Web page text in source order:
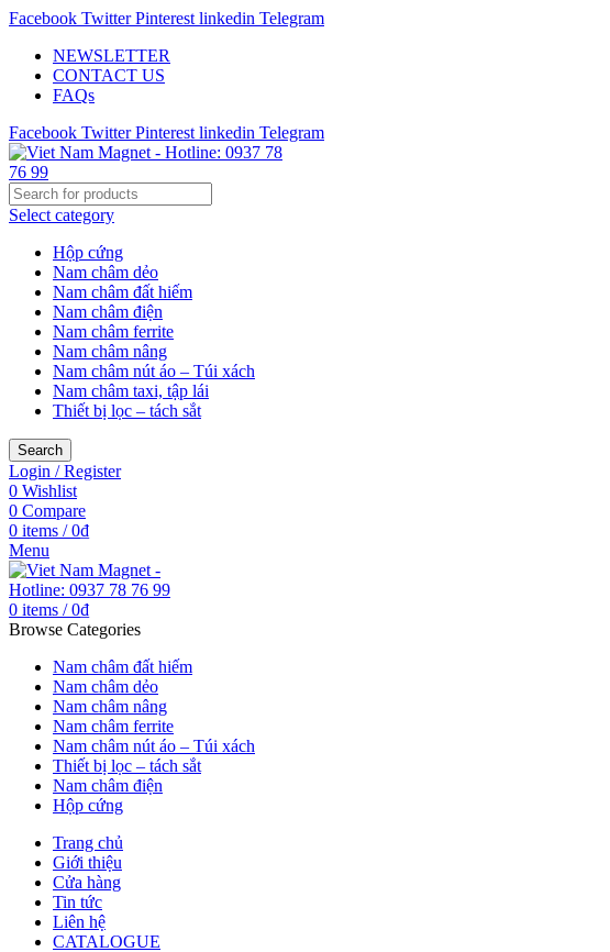
Facebook Twitter Pinterest linkedin Telegram
NEWSLETTER
CONTACT US
FAQs
Facebook Twitter Pinterest linkedin Telegram
Select category
Hộp cứng
Nam châm dẻo
Nam châm đất hiếm
Nam châm điện
Nam châm ferrite
Nam châm nâng
Nam châm nút áo – Túi xách
Nam châm taxi, tập lái
Thiết bị lọc – tách sắt
Search
Login / Register
0 Wishlist
0 Compare
0 items / 0₫
Menu
0 items / 0₫
Browse Categories
Nam châm đất hiếm
Nam châm dẻo
Nam châm nâng
Nam châm ferrite
Nam châm nút áo – Túi xách
Thiết bị lọc – tách sắt
Nam châm điện
Hộp cứng
Trang chủ
Giới thiệu
Cửa hàng
Tin tức
Liên hệ
CATALOGUE